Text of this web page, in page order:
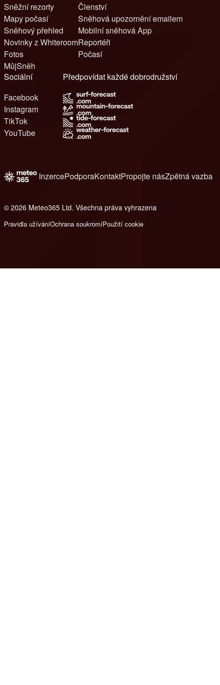
Sněžní rezorty
Mapy počasí
Sněhový přehled
Novinky z Whiteroom
Fotos
MůjSněh
Členství
Sněhová upozornění emailem
Mobilní sněhová App
Reportéři
Počasí
Sociální
Facebook
Instagram
TikTok
YouTube
Předpovídat každé dobrodružství
InzercePodporaKontaktPropojte násZpětná vazba
© 2026 Meteo365 Ltd. Všechna práva vyhrazena
Pravidla užíváníOchrana soukromíPoužití cookie